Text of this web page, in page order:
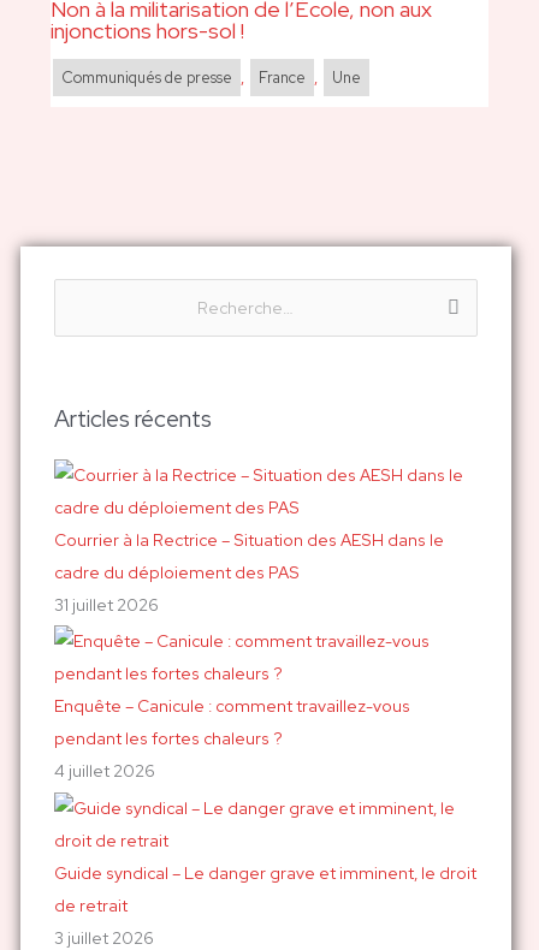
e
h
r
c
h
e
r
:
Articles récents
Courrier à la Rectrice – Situation des AESH dans le
cadre du déploiement des PAS
31 juillet 2026
Enquête – Canicule : comment travaillez-vous
pendant les fortes chaleurs ?
4 juillet 2026
Guide syndical – Le danger grave et imminent, le droit
de retrait
3 juillet 2026
Non à la militarisation de l’École, non aux
injonctions hors-sol !
Communiqués de presse , France , Une